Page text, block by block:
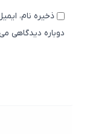
ذخیره نام، ایمیل
دوباره دیدگاهی